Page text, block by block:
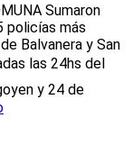
Sumaron
policías más
Balvanera y San
las 24hs del
y 24 de